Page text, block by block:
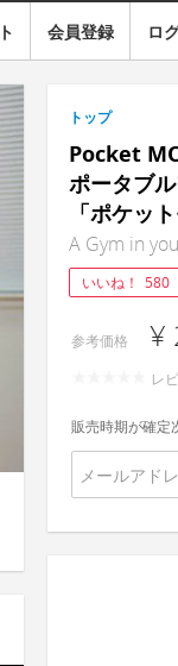
会員登録 ロ
トップ
Pocket
ポータブ
「ポケッ
A Gym in
いいね！ 580
参考価格 ¥
レ
販売時期が確定